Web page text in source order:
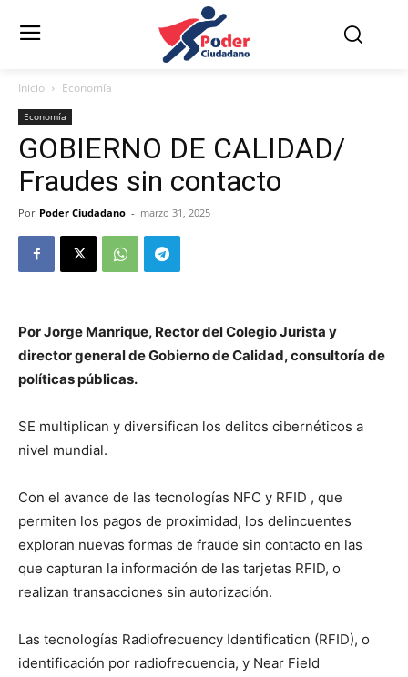
Inicio Economía
Economía
GOBIERNO DE CALIDAD/
Fraudes sin contacto
Por Poder Ciudadano - marzo 31, 2025
Por Jorge Manrique, Rector del Colegio Jurista y
director general de Gobierno de Calidad, consultoría de
políticas públicas.
SE multiplican y diversifican los delitos cibernéticos a
nivel mundial.
Con el avance de las tecnologías NFC y RFID , que
permiten los pagos de proximidad, los delincuentes
exploran nuevas formas de fraude sin contacto en las
que capturan la información de las tarjetas RFID, o
realizan transacciones sin autorización.
Las tecnologías Radiofrecuency Identification (RFID), o
identificación por radiofrecuencia, y Near Field